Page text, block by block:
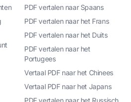
PDF vertalen naar Spaans
PDF vertalen naar het Frans
PDF vertalen naar het Duits
PDF vertalen naar het
Portugees
Vertaal PDF naar het Chinees
Vertaal PDF naar het Japans
PDF vertalen naar het Russisch